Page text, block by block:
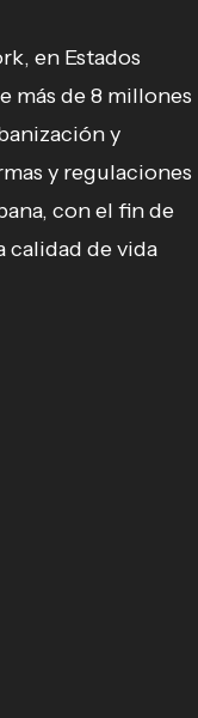
en Estados
más de 8 millones
y
y regulaciones
con el fin de
calidad de vida